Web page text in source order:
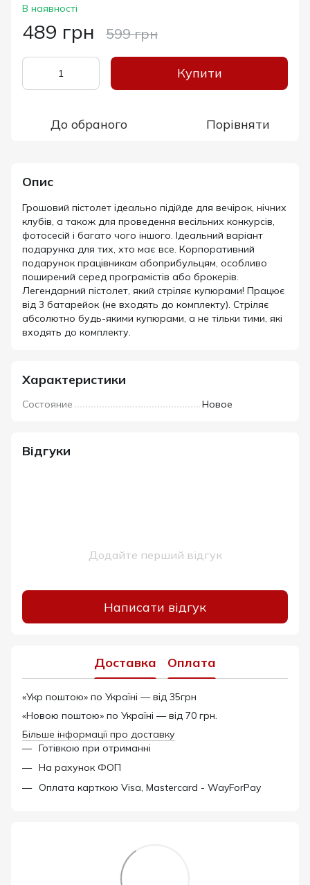
В наявності
489 грн 599 грн
Купити
До обраного Порівняти
Опис
Грошовий пістолет ідеально підійде для вечірок, нічних
клубів, а також для проведення весільних конкурсів,
фотосесій і багато чого іншого. Ідеальний варіант
подарунка для тих, хто має все. Корпоративний
подарунок працівникам абоприбульцям, особливо
поширений серед програмістів або брокерів.
Легендарний пістолет, який стріляє купюрами! Працює
від 3 батарейок (не входять до комплекту). Стріляє
абсолютно будь-якими купюрами, а не тільки тими, які
входять до комплекту.
Характеристики
Состояние Новое
Відгуки
Додайте перший відгук
Написати відгук
Доставка Оплата
«Укр поштою» по Україні — від 35грн
«Новою поштою» по Україні — від 70 грн.
Більше інформації про доставку
Готівкою при отриманні
На рахунок ФОП
Оплата карткою Visa, Mastercard - WayForPay